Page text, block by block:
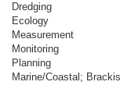
Dredging
Ecology
Measurement
Monitoring
Planning
Marine/Coastal;